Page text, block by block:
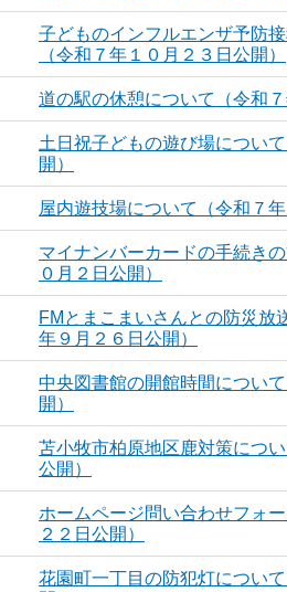
子どものインフルエンザ予防
（令和７年１０月２３日公開）
道の駅の休憩について（令和
土日祝子どもの遊び場につい
開）
屋内遊技場について（令和７年
マイナンバーカードの手続き
０月２日公開）
FMとまこまいさんとの防災放
年９月２６日公開）
中央図書館の開館時間につい
開）
苫小牧市柏原地区鹿対策につ
公開）
ホームページ問い合わせフォ
２２日公開）
花園町一丁目の防犯灯につい